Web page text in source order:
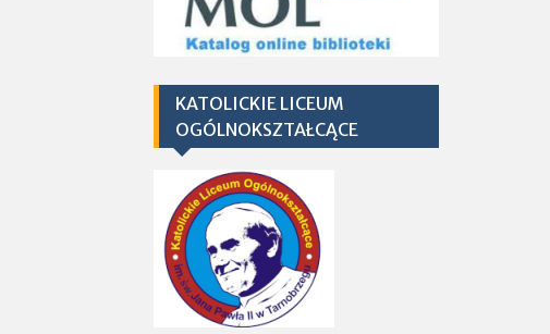
KATOLICKIE LICEUM
OGÓLNOKSZTAŁCĄCE